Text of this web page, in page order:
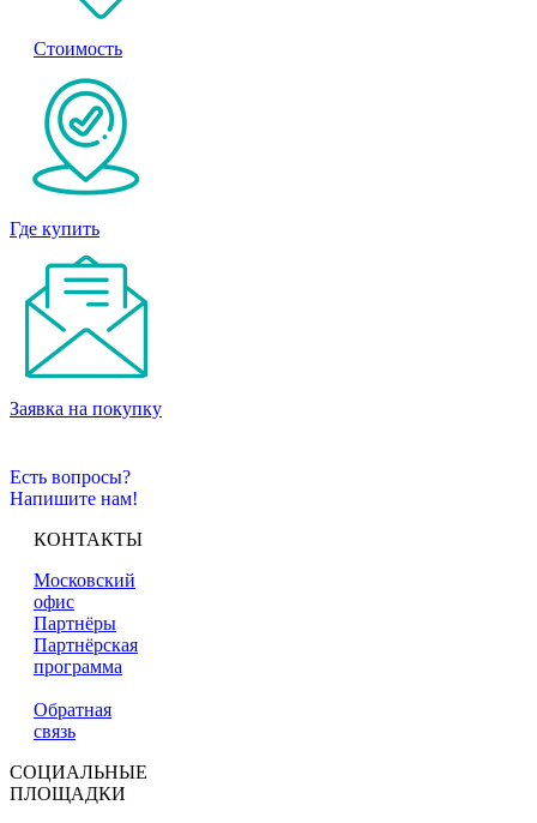
Стоимость
Где купить
Заявка на покупку
Есть вопросы?
Напишите нам!
КОНТАКТЫ
Московский
офис
Партнёры
Партнёрская
программа
Обратная
связь
СОЦИАЛЬНЫЕ
ПЛОЩАДКИ